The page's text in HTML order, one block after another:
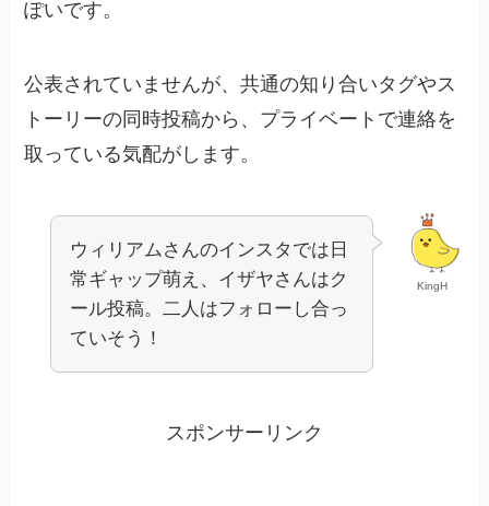
ぽいです。
公表されていませんが、共通の知り合いタグやス
トーリーの同時投稿から、プライベートで連絡を
取っている気配がします。​
KingH
ウィリアムさんのインスタでは日
常ギャップ萌え、イザヤさんはク
ール投稿。二人はフォローし合っ
ていそう！
スポンサーリンク